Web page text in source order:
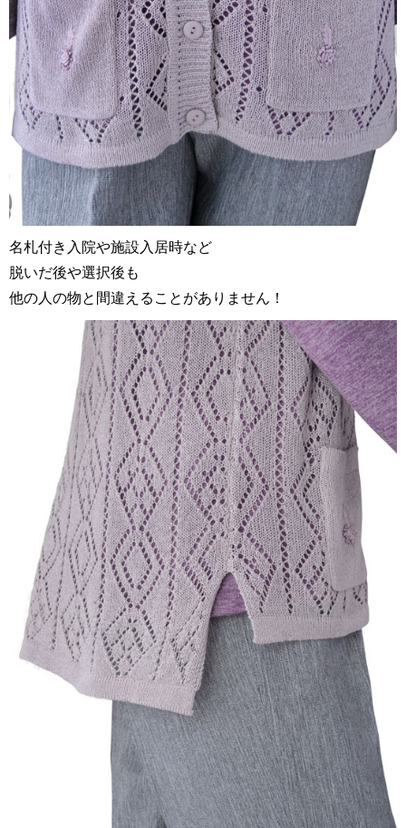
名札付き入院や施設入居時など
脱いだ後や選択後も
他の人の物と間違えることがありません！